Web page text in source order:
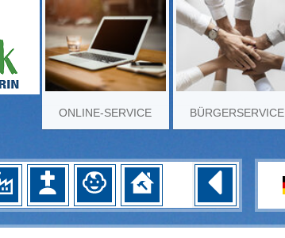
ONLINE-SERVICE BÜRGERSERVICE